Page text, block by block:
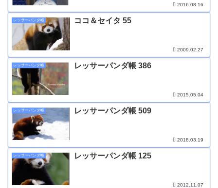
2016.08.16
レッサーパンダ帳 ココ＆セイタ 55
2009.02.27
レッサーパンダ帳 レッサーパンダ帳 386
2015.05.04
レッサーパンダ帳 レッサーパンダ帳 509
2018.03.19
レッサーパンダ帳 レッサーパンダ帳 125
2012.11.07